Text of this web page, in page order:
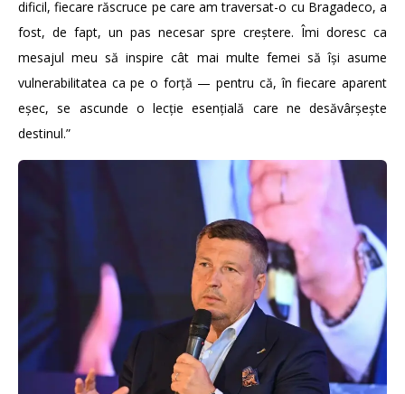
dificil, fiecare răscruce pe care am traversat-o cu Bragadeco, a
fost, de fapt, un pas necesar spre creștere. Îmi doresc ca
mesajul meu să inspire cât mai multe femei să își asume
vulnerabilitatea ca pe o forță — pentru că, în fiecare aparent
eșec, se ascunde o lecție esențială care ne desăvârșește
destinul.”